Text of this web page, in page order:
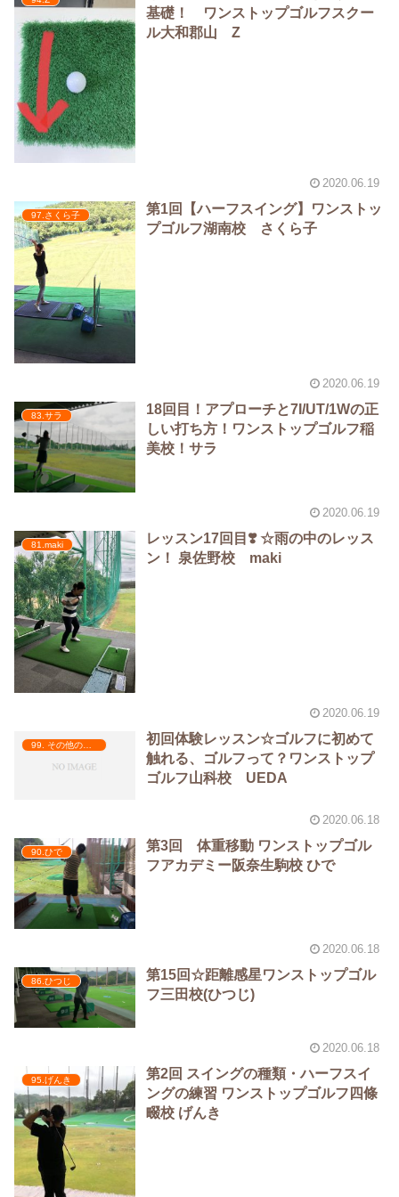
基礎！ ワンストップゴルフスクー
ル大和郡山 Z
2020.06.19
97.さくら子
第1回【ハーフスイング】ワンストッ
プゴルフ湖南校 さくら子
2020.06.19
83.サラ
18回目！アプローチと7I/UT/1Wの正
しい打ち方！ワンストップゴルフ稲
美校！サラ
2020.06.19
81.maki
レッスン17回目❣️ ☆雨の中のレッス
ン！ 泉佐野校 maki
2020.06.19
99. その他の記事
初回体験レッスン☆ゴルフに初めて
触れる、ゴルフって？ワンストップ
ゴルフ山科校 UEDA
2020.06.18
90.ひで
第3回 体重移動 ワンストップゴル
フアカデミー阪奈生駒校 ひで
2020.06.18
86.ひつじ
第15回☆距離感星︎ワンストップゴル
フ三田校(ひつじ)
2020.06.18
95.げんき
第2回 スイングの種類・ハーフスイ
ングの練習 ワンストップゴルフ四條
畷校 げんき